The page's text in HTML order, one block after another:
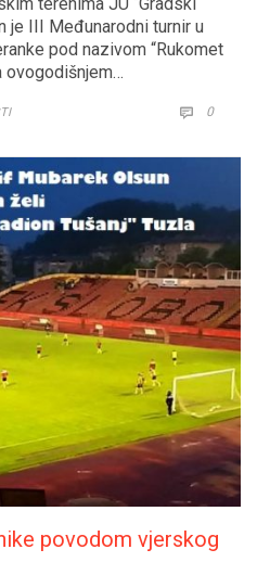
terenima JU “Gradski
je III Međunarodni turnir u
pod nazivom “Rukomet
ovogodišnjem…
 0
povodom vjerskog